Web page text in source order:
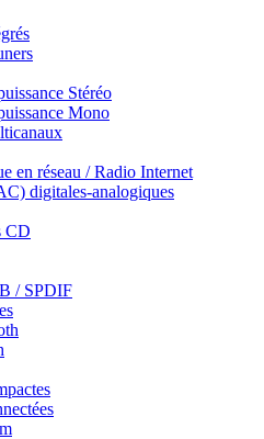
Stéréo
Mono
en réseau / Radio Internet
digitales-analogiques
CD
/ SPDIF